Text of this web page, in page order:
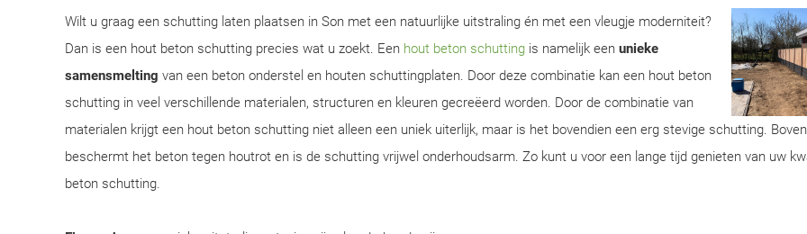
Wilt u graag een schutting laten plaatsen in Son met een natuurlijke uitstraling én met een vleugje moderniteit?
Dan is een hout beton schutting precies wat u zoekt. Een hout beton schutting is namelijk een unieke
samensmelting van een beton onderstel en houten schuttingplaten. Door deze combinatie kan een hout beton
schutting in veel verschillende materialen, structuren en kleuren gecreëerd worden. Door de combinatie van
materialen krijgt een hout beton schutting niet alleen een uniek uiterlijk, maar is het bovendien een erg stevige schutting.
beschermt het beton tegen houtrot en is de schutting vrijwel onderhoudsarm. Zo kunt u voor een lange tijd genieten van uw
beton schutting.